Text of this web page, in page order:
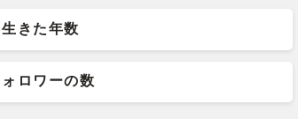
生きた年数
ロワーの数